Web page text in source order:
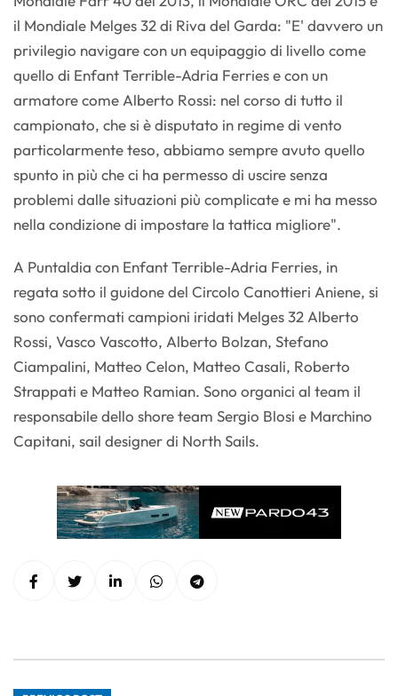
il Mondiale Melges 32 di Riva del Garda: "E' davvero un
privilegio navigare con un equipaggio di livello come
quello di Enfant Terrible-Adria Ferries e con un
armatore come Alberto Rossi: nel corso di tutto il
campionato, che si è disputato in regime di vento
particolarmente teso, abbiamo sempre avuto quello
spunto in più che ci ha permesso di uscire senza
problemi dalle situazioni più complicate e mi ha messo
nella condizione di impostare la tattica migliore".
A Puntaldia con Enfant Terrible-Adria Ferries, in
regata sotto il guidone del Circolo Canottieri Aniene, si
sono confermati campioni iridati Melges 32 Alberto
Rossi, Vasco Vascotto, Alberto Bolzan, Stefano
Ciampalini, Matteo Celon, Matteo Casali, Roberto
Strappati e Matteo Ramian. Sono organici al team il
responsabile dello shore team Sergio Blosi e Marchino
Capitani, sail designer di North Sails.